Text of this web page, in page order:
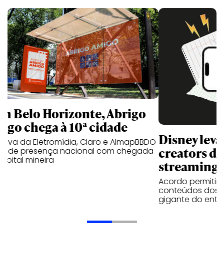
Belo Horizonte, Abrigo
chega à 10ª cidade
da Eletromídia, Claro e AlmapBBDO
presença nacional com chegada
mineira
Disney
creators
streaming
Acordo
conteúdos dos
gigante do